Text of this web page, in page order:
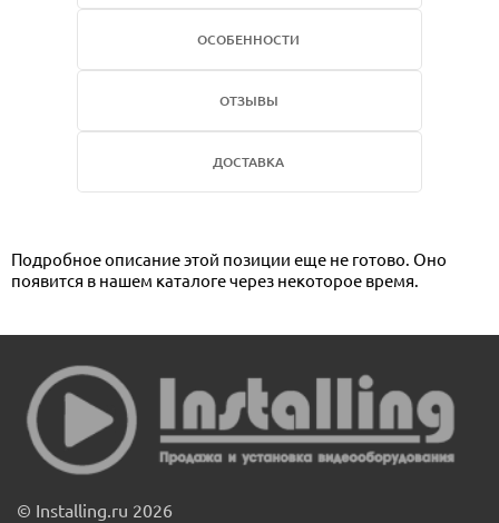
ОСОБЕННОСТИ
ОТЗЫВЫ
ДОСТАВКА
Подробное описание этой позиции еще не готово. Оно
появится в нашем каталоге через некоторое время.
© Installing.ru 2026